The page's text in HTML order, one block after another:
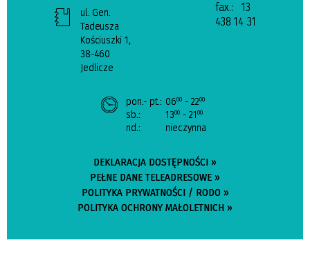
ul. Gen.
Tadeusza
Kościuszki 1,
38-460
Jedlicze
fax.:
13
438 14 31
pon.- pt.: 0600 - 2200
sb.: 1300 - 21 00
nd.: nieczynna
DEKLARACJA DOSTĘPNOŚCI »
PEŁNE DANE TELEADRESOWE »
POLITYKA PRYWATNOŚCI / RODO »
POLITYKA OCHRONY MAŁOLETNICH »